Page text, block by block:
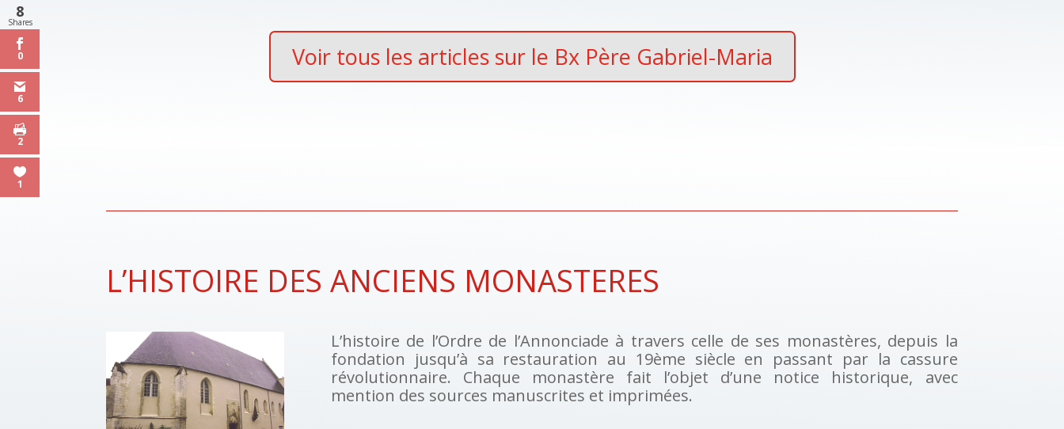
Voir tous les articles sur le Bx Père Gabriel-Maria
L’HISTOIRE DES ANCIENS MONASTERES
L’histoire de l’Ordre de l’Annonciade à travers celle de ses monastères, depuis la
fondation jusqu’à sa restauration au 19ème siècle en passant par la cassure
révolutionnaire. Chaque monastère fait l’objet d’une notice historique, avec
mention des sources manuscrites et imprimées.
8
Shares
0
6
2
1